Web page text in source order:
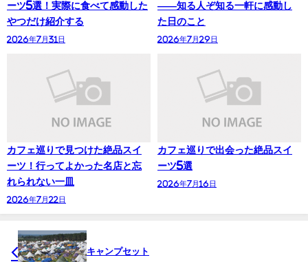
ーツ5選！実際に食べて感動した
やつだけ紹介する
2026年7月31日
——知る人ぞ知る一軒に感動し
た日のこと
2026年7月29日
カフェ巡りで見つけた絶品スイ
ーツ！行ってよかった名店と忘
れられない一皿
2026年7月22日
カフェ巡りで出会った絶品スイ
ーツ5選
2026年7月16日
キャンプセット